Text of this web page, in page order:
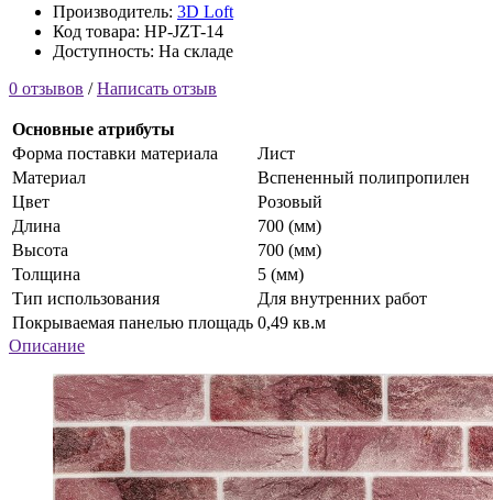
Производитель: 3D Loft
Код товара: HP-JZT-14
Доступность: На складе
0 отзывов /Написать отзыв
Основные атрибуты
Форма поставки материала
Лист
Материал
Вспененный полипропилен
Цвет
Розовый
Длина
700 (мм)
Высота
700 (мм)
Толщина
5 (мм)
Тип использования
Для внутренних работ
Покрываемая панелью площадь 0,49 кв.м
Описание